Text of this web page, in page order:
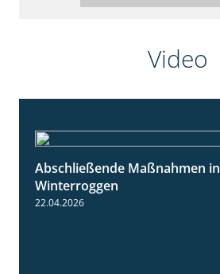
Video
Abschließende Maßnahmen in
Winterroggen
22.04.2026